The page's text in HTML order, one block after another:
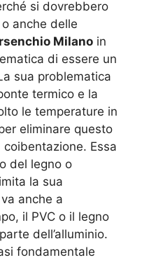
si dovrebbero
anche delle
Milano in
di essere un
sua problematica
termico e la
le temperature in
eliminare questo
Essa
del legno o
la sua
anche a
il PVC o il legno
dell’alluminio.
fondamentale